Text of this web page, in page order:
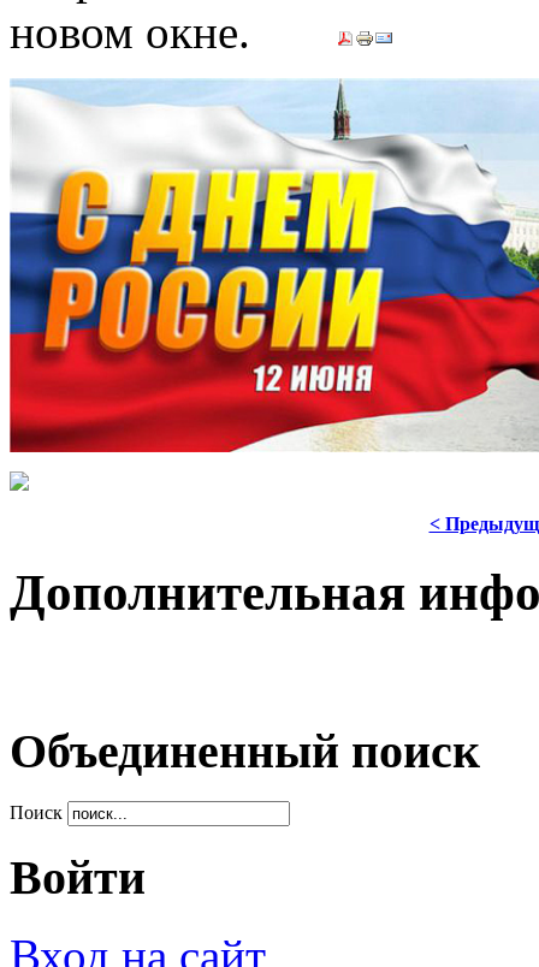
<
Дополнительная
Объединенный поиск
Поиск
Войти
Вход на сайт